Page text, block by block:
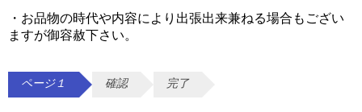
・お品物の時代や内容により出張出来兼ねる場合もござい
ますが御容赦下さい。
ページ１ 確認 完了